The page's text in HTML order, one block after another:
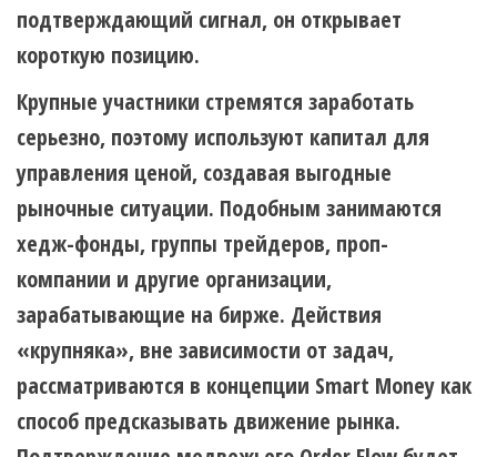
подтверждающий сигнал, он открывает
короткую позицию.
Крупные участники стремятся заработать
серьезно, поэтому используют капитал для
управления ценой, создавая выгодные
рыночные ситуации. Подобным занимаются
хедж-фонды, группы трейдеров, проп-
компании и другие организации,
зарабатывающие на бирже. Действия
«крупняка», вне зависимости от задач,
рассматриваются в концепции Smart Money как
способ предсказывать движение рынка.